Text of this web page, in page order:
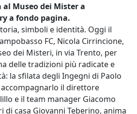
Museo dei Mister a
a fondo pagina.
simboli e identità. Oggi il
FC, Nicola Cirrincione,
dei Misteri, in via Trento, per
delle tradizioni più radicate e
la sfilata degli Ingegni di Paolo
accompagnarlo il direttore
e il team manager Giacomo
di casa Giovanni Teberino, anima